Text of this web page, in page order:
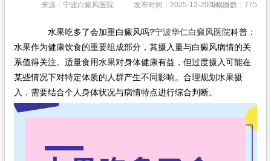
专家团队
特色疗法
白癜风常识
白癜风人群
白癜风部位
在线问诊
来源：宁波白癜风医院 发布时间：2025-12-20 14:25阅读次数：775
水果吃多了会加重白癜风吗?宁波华仁白癜风医院科普：
水果作为健康饮食的重要组成部分，其摄入量与白癜风病情的关
系值得关注。适量食用水果对身体健康有益，但过度摄入可能在
某些情况下对特定体质的人群产生不同影响。合理规划水果摄
入，需要结合个人身体状况与病情特点进行综合判断。